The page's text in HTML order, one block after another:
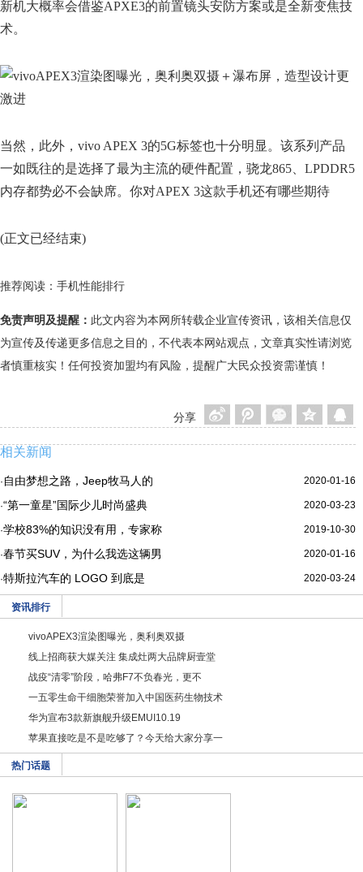
新机大概率会借鉴APXE3的前置镜头安防方案或是全新变焦技
术。
当然，此外，vivo APEX 3的5G标签也十分明显。该系列产品
一如既往的是选择了最为主流的硬件配置，骁龙865、LPDDR5
内存都势必不会缺席。你对APEX 3这款手机还有哪些期待
(正文已经结束)
推荐阅读： 手机性能排行
免责声明及提醒： 此文内容为本网所转载企业宣传资讯，该相关信息仅
为宣传及传递更多信息之目的，不代表本网站观点，文章真实性请浏览
者慎重核实！任何投资加盟均有风险，提醒广大民众投资需谨慎！
分享
相关新闻
2020-01-16
· 自由梦想之路，Jeep牧马人的
2020-03-23
·“第一童星”国际少儿时尚盛典
2019-10-30
·学校83%的知识没有用，专家称
2020-01-16
·春节买SUV，为什么我选这辆男
2020-03-24
·特斯拉汽车的 LOGO 到底是
资讯排行
vivoAPEX3渲染图曝光，奥利奥双摄
线上招商获大媒关注 集成灶两大品牌厨壹堂
战疫“清零”阶段，哈弗F7不负春光，更不
一五零生命干细胞荣誉加入中国医药生物技术
华为宣布3款新旗舰升级EMUI10.19
苹果直接吃是不是吃够了？今天给大家分享一
热门话题